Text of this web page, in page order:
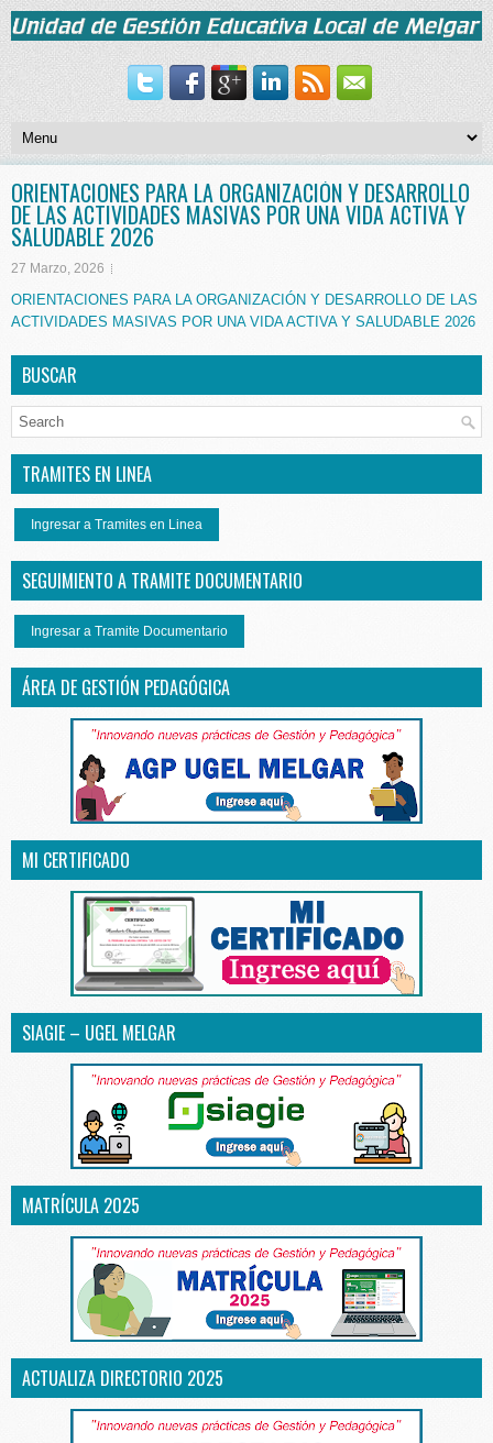
ORIENTACIONES PARA LA ORGANIZACIÓN Y DESARROLLO
DE LAS ACTIVIDADES MASIVAS POR UNA VIDA ACTIVA Y
SALUDABLE 2026
27 Marzo, 2026
ORIENTACIONES PARA LA ORGANIZACIÓN Y DESARROLLO DE LAS
ACTIVIDADES MASIVAS POR UNA VIDA ACTIVA Y SALUDABLE 2026
BUSCAR
TRAMITES EN LINEA
Ingresar a Tramites en Linea
SEGUIMIENTO A TRAMITE DOCUMENTARIO
Ingresar a Tramite Documentario
ÁREA DE GESTIÓN PEDAGÓGICA
MI CERTIFICADO
SIAGIE – UGEL MELGAR
MATRÍCULA 2025
ACTUALIZA DIRECTORIO 2025